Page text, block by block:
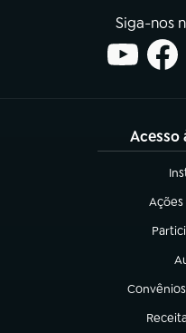
Siga-nos
Acesso
Ações
(abre
(abre
(abre em
(abre